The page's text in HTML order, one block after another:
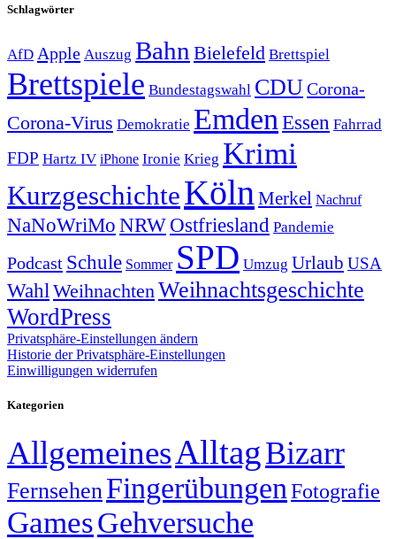
Schlagwörter
AfD Apple Auszug Bahn Bielefeld Brettspiel
Brettspiele Bundestagswahl CDUCorona-
Corona-Virus Demokratie Emden Essen Fahrrad
FDP Hartz IV iPhone Ironie Krieg Krimi
KurzgeschichteKöln Merkel Nachruf
NaNoWriMo NRWOstfriesland Pandemie
Podcast Schule Sommer SPD Umzug Urlaub USA
Wahl Weihnachten Weihnachtsgeschichte
WordPress
Privatsphäre-Einstellungen ändern
Historie der Privatsphäre-Einstellungen
Einwilligungen widerrufen
Kategorien
AllgemeinesAlltagBizarr
FernsehenFingerübungen Fotografie
GamesGehversuche